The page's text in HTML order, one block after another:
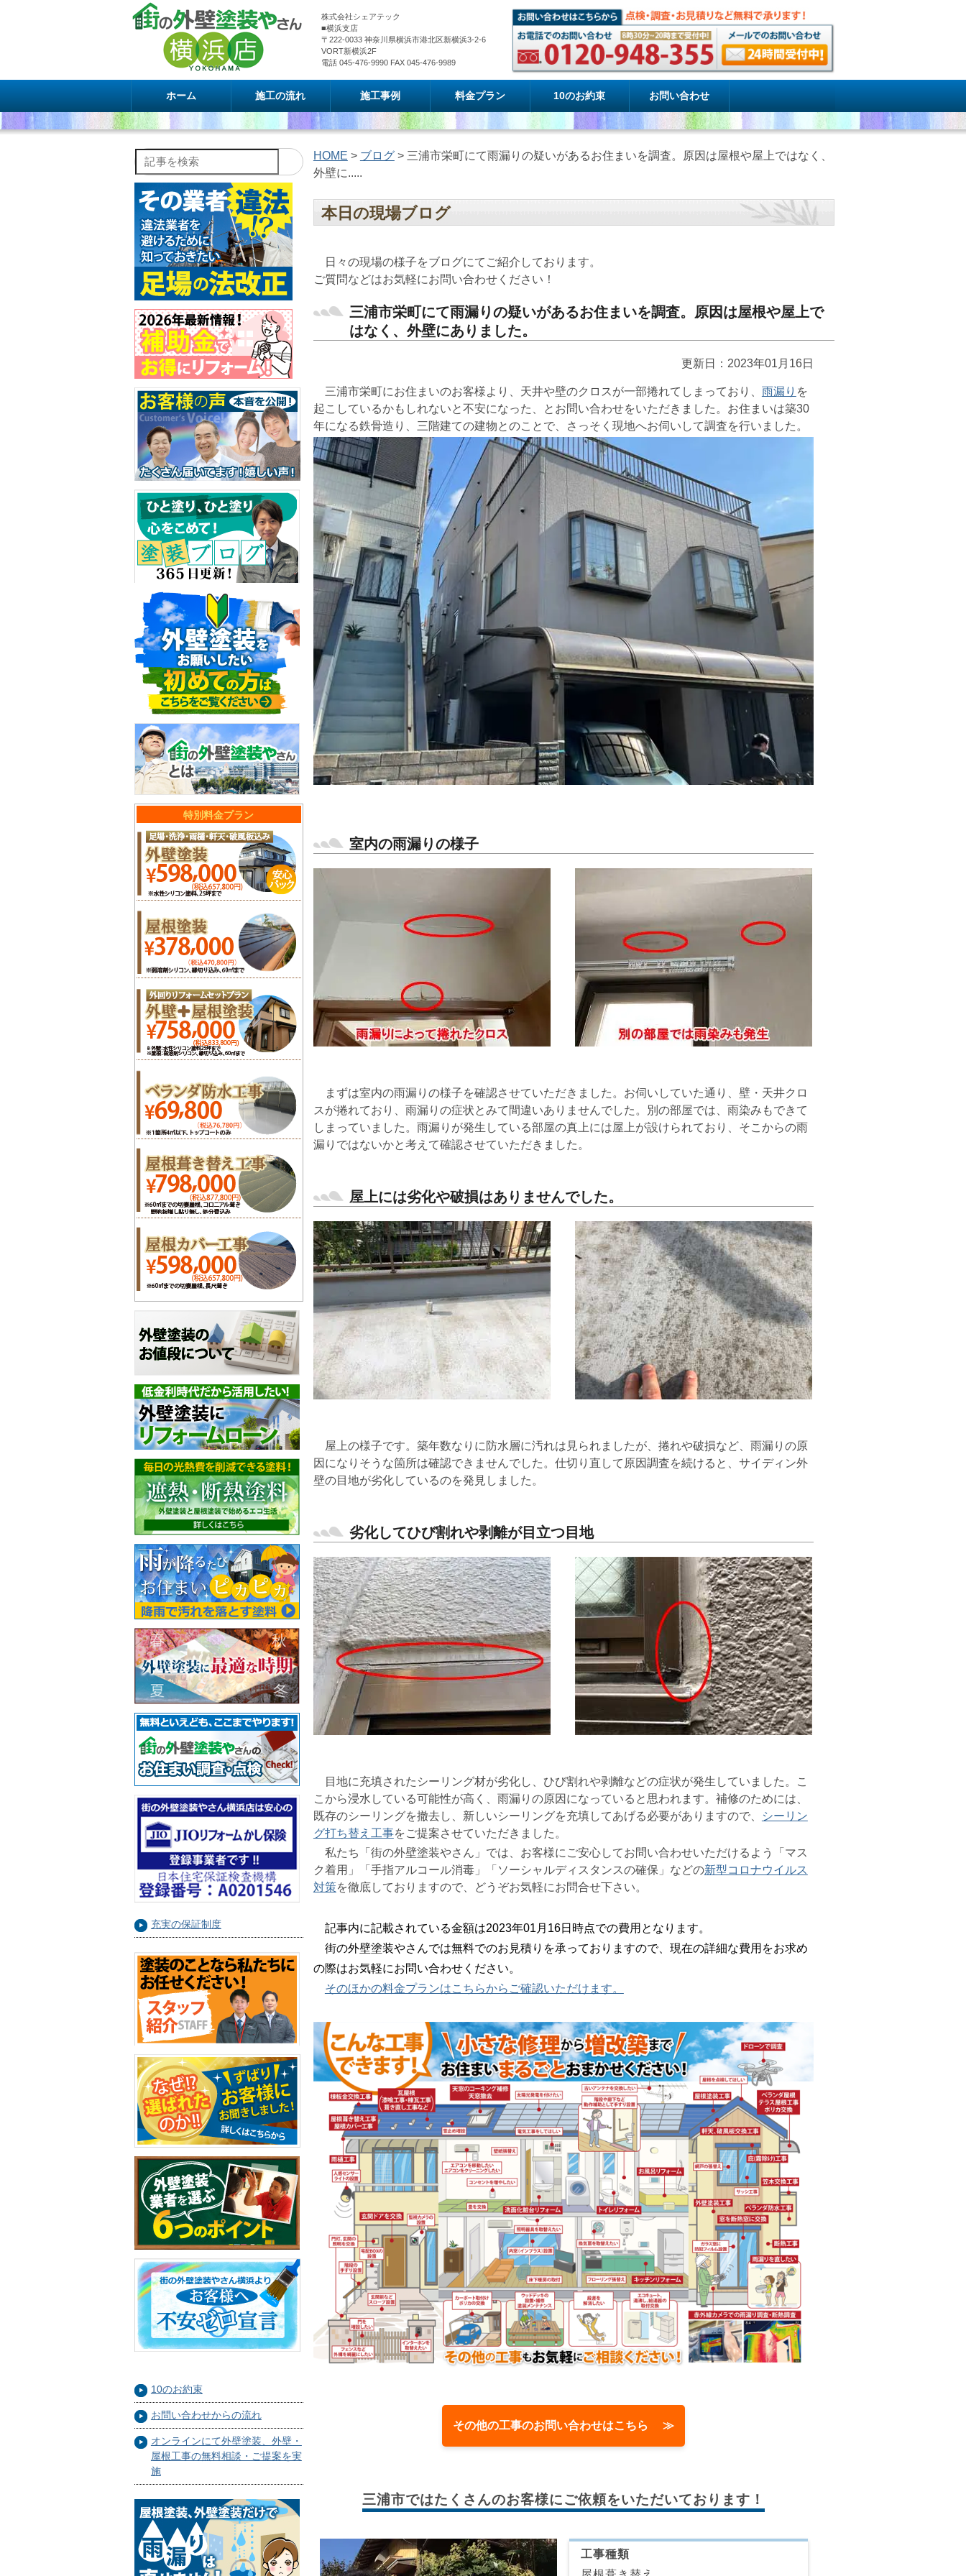
株式会社シェアテック
■横浜支店
〒222-0033 神奈川県横浜市港北区新横浜3-2-6
VORT新横浜2F
電話 045-476-9990 FAX 045-476-9989
ホーム 施工の流れ 施工事例 料金プラン 10のお約束 お問い合わせ
記事を検索
特別料金プラン
充実の保証制度
10のお約束
お問い合わせからの流れ
オンラインにて外壁塗装、外壁・
屋根工事の無料相談・ご提案を実
施
HOME > ブログ> 三浦市栄町にて雨漏りの疑いがあるお住まいを調査。原因は屋根や屋上ではなく、
外壁に.....
本日の現場ブログ
日々の現場の様子をブログにてご紹介しております。
ご質問などはお気軽にお問い合わせください！
三浦市栄町にて雨漏りの疑いがあるお住まいを調査。原因は屋根や屋上で
はなく、外壁にありました。
更新日：2023年01月16日
三浦市栄町にお住まいのお客様より、天井や壁のクロスが一部捲れてしまっており、 雨漏り を
起こしているかもしれないと不安になった、とお問い合わせをいただきました。お住まいは築30
年になる鉄骨造り、三階建ての建物とのことで、さっそく現地へお伺いして調査を行いました。
室内の雨漏りの様子
まずは室内の雨漏りの様子を確認させていただきました。お伺いしていた通り、壁・天井クロ
スが捲れており、雨漏りの症状とみて間違いありませんでした。別の部屋では、雨染みもできて
しまっていました。雨漏りが発生している部屋の真上には屋上が設けられており、そこからの雨
漏りではないかと考えて確認させていただきました。
屋上には劣化や破損はありませんでした。
屋上の様子です。築年数なりに防水層に汚れは見られましたが、捲れや破損など、雨漏りの原
因になりそうな箇所は確認できませんでした。仕切り直して原因調査を続けると、サイディン外
壁の目地が劣化しているのを発見しました。
劣化してひび割れや剥離が目立つ目地
目地に充填されたシーリング材が劣化し、ひび割れや剥離などの症状が発生していました。こ
こから浸水している可能性が高く、雨漏りの原因になっていると思われます。補修のためには、
既存のシーリングを撤去し、新しいシーリングを充填してあげる必要がありますので、
シーリン
グ打ち替え工事をご提案させていただきました。
私たち「街の外壁塗装やさん」では、お客様にご安心してお問い合わせいただけるよう「マス
ク着用」「手指アルコール消毒」「ソーシャルディスタンスの確保」などの新型コロナウイルス
対策を徹底しておりますので、どうぞお気軽にお問合せ下さい。
記事内に記載されている金額は2023年01月16日時点での費用となります。
街の外壁塗装やさんでは無料でのお見積りを承っておりますので、現在の詳細な費用をお求め
の際はお気軽にお問い合わせください。
そのほかの料金プランはこちらからご確認いただけます。
その他の工事のお問い合わせはこちら ≫
三浦市ではたくさんのお客様にご依頼をいただいております！
工事種類